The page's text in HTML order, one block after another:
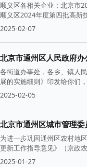
顺义区各相关企业：北京市
顺义区2024年度第四批高新
2025-02-07
北京市通州区人民政府
各街道办事处，各乡、镇人
展的实施细则》印发给你们
2025-02-05
为进一步巩固通州区农村地
更新工作指导意见》（京政
2025-01-27